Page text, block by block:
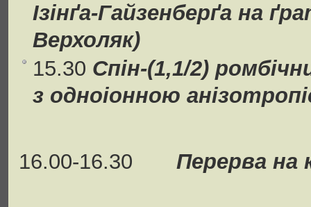
Ізінґа-Гайзенберґа на
Верхоляк)
15.30 Спін-(1,1/2)
з одноіонною
16.00-16.30 Перерва на